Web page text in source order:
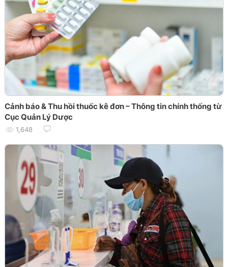
Cảnh báo & Thu hồi thuốc kê đơn – Thông tin chính thống từ
Cục Quản Lý Dược
1,648